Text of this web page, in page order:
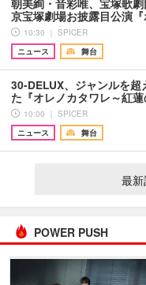
京宝塚劇場お披露目公演
10:30 ｜ SPICER
ニュース
舞台
30-DELUX、ジャンルを
た『オレノカタワレ～紅
10:00 ｜ SPICER
ニュース
舞台
最
POWER PUSH